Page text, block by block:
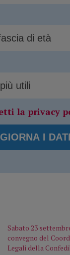
la privacy
Sabato 23
convegno del
Legali della